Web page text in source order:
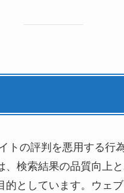
トの評判を悪用する行
、検索結果の品質向上
的としています。ウェ